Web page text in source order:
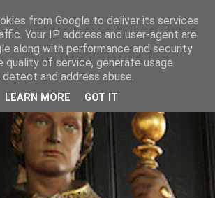
from Google to deliver its services
Your IP address and user-agent are
along with performance and security
quality of service, generate usage
and address abuse.
LEARN MORE GOT IT